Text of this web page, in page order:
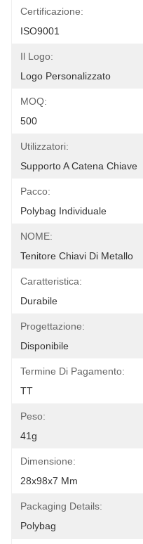
Certificazione:
ISO9001
Il Logo:
Logo Personalizzato
MOQ:
500
Utilizzatori:
Supporto A Catena Chiave
Pacco:
Polybag Individuale
NOME:
Tenitore Chiavi Di Metallo
Caratteristica:
Durabile
Progettazione:
Disponibile
Termine Di Pagamento:
TT
Peso:
41g
Dimensione:
28x98x7 Mm
Packaging Details:
Polybag